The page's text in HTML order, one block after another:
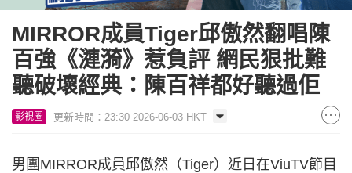
MIRROR成員Tiger邱傲然翻唱陳
百強《漣漪》惹負評 網民狠批難
聽破壞經典：陳百祥都好聽過佢
影視圈 更新時間：23:30 2026-06-03 HKT
男團MIRROR成員邱傲然（Tiger）近日在ViuTV節目